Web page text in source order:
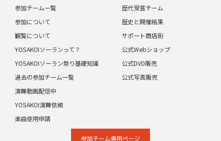
参加チーム一覧
参加について
観覧について
歴代受賞チーム
歴史と開催結果
サポート商店街
YOSAKOIソーランって？
YOSAKOIソーラン祭り基礎知識
過去の参加チーム一覧
演舞動画配信中
公式Webショップ
公式DVD販売
公式写真販売
YOSAKOI演舞依頼
楽曲使用申請
参加チーム専⽤ページ